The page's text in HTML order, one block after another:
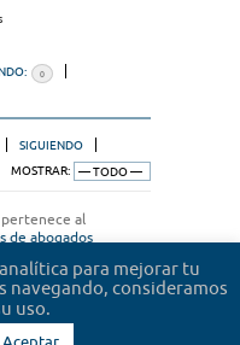
0
SIGUIENDO
MOSTRAR:
al
de abogados
para mejorar tu
navegando, consideramos
uso.
Aceptar